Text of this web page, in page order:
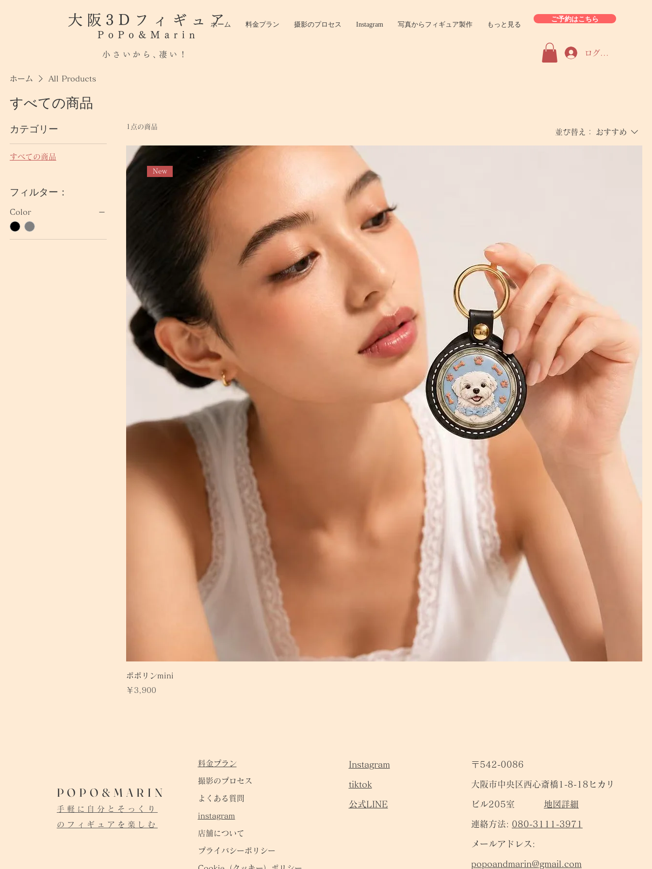
大阪3Dフィギュア
PoPo&Marin
小さいから､凄い！
ホーム 料金プラン 摄影のプロセス Instagram 写真からフィギュア製作 もっと見る
ご予約はこちら
ログイン
ホーム All Products
すべての商品
カテゴリー
すべての商品
フィルター：
Color
1点の商品
並び替え： おすすめ
New
ポポリンmini
価格
￥3,900
POPO&MARIN
手軽に自分とそっくり
のフィギュアを楽しむ
料金プラン
撮影のプロセス
よくある質問
instagram
店舗について
プライバシーポリシー
Instagram
tiktok
公式LINE
〒542-0086
大阪市中央区西心斎橋1-8-18ヒカリ
ビル205室 地図詳細
連絡方法: 080-3111-3971
メールアドレス:
popoandmarin@gmail.com